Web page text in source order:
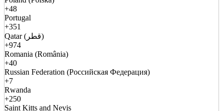
+48
Portugal
+351
Qatar (قطر)
+974
Romania (România)
+40
Russian Federation (Российская Федерация)
+7
Rwanda
+250
Saint Kitts and Nevis